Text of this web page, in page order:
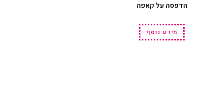
הדפסה על קאפה
מידע נוסף